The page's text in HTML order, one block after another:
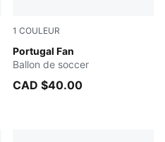
1 COULEUR
Portugal Fan
PUMA White-PUMA Black
Ballon de soccer
CAD $40.00